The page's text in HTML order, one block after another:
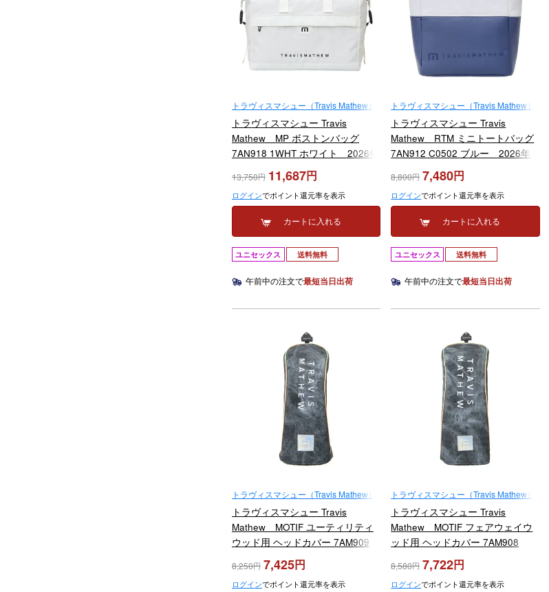
トラヴィスマシュー（Travis Mathew）
トラヴィスマシュー Travis
Mathew MP ボストンバッグ
7AN918 1WHT ホワイト 2026年
13,750 11,687
ログインでポイント還元率を表示
カートに入れる
ユニセックス 送料無料
午前中の注文で最短当日出荷
トラヴィスマシュー（Travis Mathew）
トラヴィスマシュー Travis
Mathew RTM ミニトートバッグ
7AN912 C0502 ブルー 2026年
8,800 7,480
ログインでポイント還元率を表示
カートに入れる
ユニセックス 送料無料
午前中の注文で最短当日出荷
トラヴィスマシュー（Travis Mathew）
トラヴィスマシュー Travis
Mathew MOTIF ユーティリティ
ウッド用 ヘッドカバー 7AM909
0BLK ブラック 2025年モデル
8,250 7,425
ログインでポイント還元率を表示
トラヴィスマシュー（Travis Mathew）
トラヴィスマシュー Travis
Mathew MOTIF フェアウェイウ
ッド用 ヘッドカバー 7AM908
0BLK ブラック 2025年モデル
8,580 7,722
ログインでポイント還元率を表示